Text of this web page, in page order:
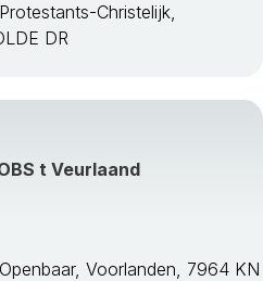
Christelijk,
DR
t Veurlaand
Voorlanden, 7964 KN